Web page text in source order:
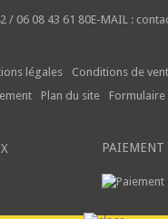
/ 06 08 43 61 80E-MAIL :
légales
Conditions de
Plan du site
PAIEMENT